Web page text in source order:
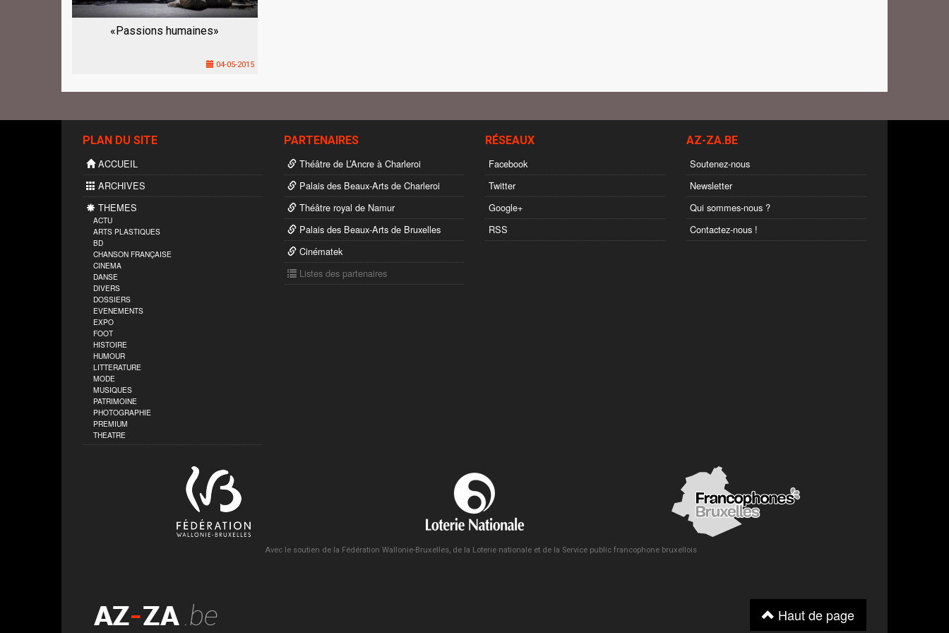
«Passions humaines»
04-05-2015
PLAN DU SITE
ACCUEIL
ARCHIVES
THEMES
ACTU
ARTS PLASTIQUES
BD
CHANSON FRANÇAISE
CINEMA
DANSE
DIVERS
DOSSIERS
EVENEMENTS
EXPO
FOOT
HISTOIRE
HUMOUR
LITTERATURE
MODE
MUSIQUES
PATRIMOINE
PHOTOGRAPHIE
PREMIUM
THEATRE
PARTENAIRES
Théâtre de L’Ancre à Charleroi
Palais des Beaux-Arts de Charleroi
Théâtre royal de Namur
Palais des Beaux-Arts de Bruxelles
Cinématek
Listes des partenaires
RÉSEAUX
Facebook
Twitter
Google+
RSS
AZ-ZA.BE
Soutenez-nous
Newsletter
Qui sommes-nous ?
Contactez-nous !
Avec le soutien de la Fédération Wallonie-Bruxelles, de la Loterie nationale et de la Service public francophone bruxellois
Haut de page